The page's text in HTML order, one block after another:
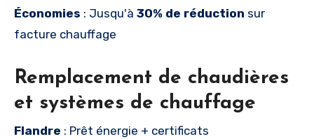
Économies : Jusqu'à 30% de réduction sur
facture chauffage
Remplacement de chaudières
et systèmes de chauffage
Flandre : Prêt énergie + certificats